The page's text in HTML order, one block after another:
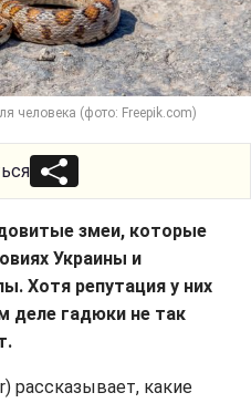
человека (фото: Freepik.com)
змеи, которые
Украины и
Хотя репутация у них
деле гадюки не так
рассказывает, какие